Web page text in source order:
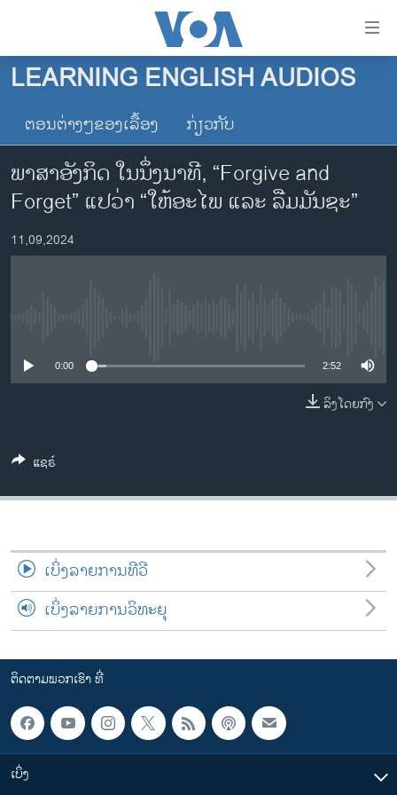
ເຂົ້າ
ຂ້າມ
ຂ້າມ
ໄປ
ຫາ
ຊອກ
ຄົ້ນ
ໂຮມເພຈ
ລາວ
ອາເມຣິກາ
ການເລືອກຕັ້ງ ປະທານາທີບໍດີ ສະຫະລັດ 2024
ຂ່າວ​ຈີນ
ໂລກ
ຊຸມຊົນຊາວລາວ
ພາສາອັງກິດ
ວີດີໂອ
ລາຍການກະຈາຍສຽງ
ລາຍງານ
ຕິດຕາມພວກເຮົາ ທີ່
ພາສາຕ່າງໆ
LEARNING ENGLISH AUDIOS
ຕອນຕ່າງໆຂອງເລື້ອງ ກ່ຽວກັບ
ພາສາອັງກິດ ໃນນຶ່ງນາທີ, “Forgive and
Forget” ແປວ່າ “ໃຫ້ອະໄພ ແລະ ລືມມັນຊະ”
11,09,2024
0:00 2:52
ລິງໂດຍກົງ
ແຊຣ໌
ເບິ່ງລາຍການທີວີ
ເບິ່ງລາຍການວິທະຍຸ
ຕິດຕາມພວກເຮົາ ທີ່
ເບິ່ງ